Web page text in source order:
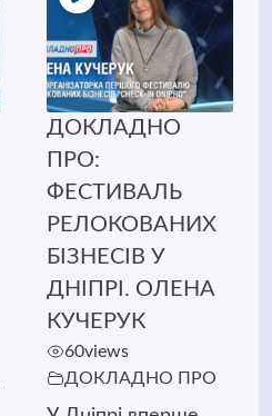
ДОКЛАДНО
ПРО:
ФЕСТИВАЛЬ
РЕЛОКОВАНИХ
БІЗНЕСІВ У
ДНІПРІ. ОЛЕНА
КУЧЕРУК
60views
ДОКЛАДНО ПРО